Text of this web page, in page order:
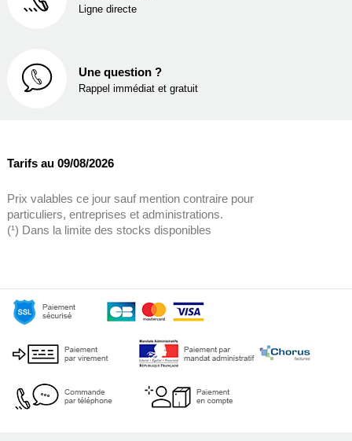
Ligne directe
Une question ?
Rappel immédiat et gratuit
Tarifs au 09/08/2026
Prix valables ce jour sauf mention contraire pour
particuliers, entreprises et administrations.
(¹) Dans la limite des stocks disponibles